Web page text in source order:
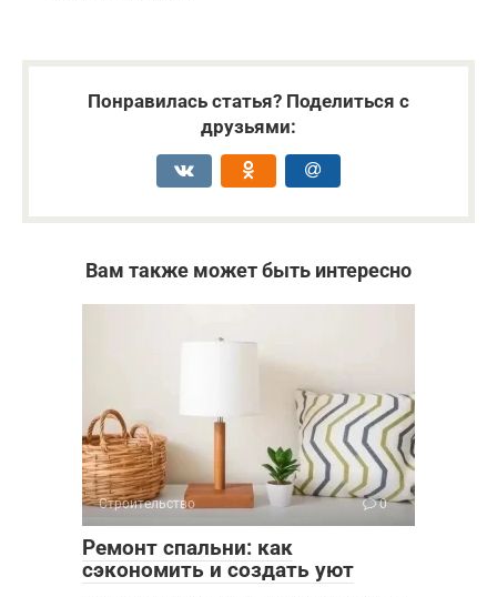
Понравилась статья? Поделиться с
друзьями:
Вам также может быть интересно
Строительство 0
Ремонт спальни: как
сэкономить и создать уют